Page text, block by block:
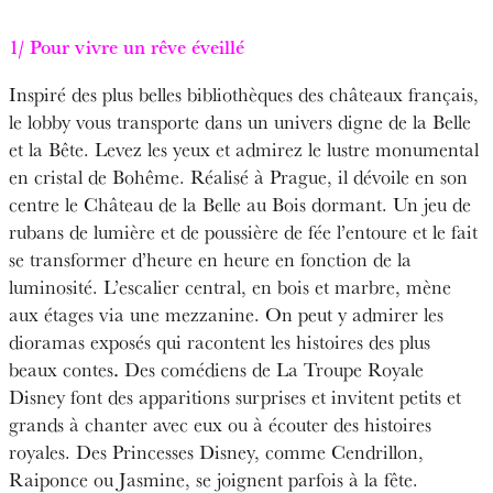
1/ Pour vivre un rêve éveillé
Inspiré des plus belles bibliothèques des châteaux français,
le lobby vous transporte dans un univers digne de la Belle
et la Bête. Levez les yeux et admirez le lustre monumental
en cristal de Bohême. Réalisé à Prague, il dévoile en son
centre le Château de la Belle au Bois dormant. Un jeu de
rubans de lumière et de poussière de fée l’entoure et le fait
se transformer d’heure en heure en fonction de la
luminosité. L’escalier central, en bois et marbre, mène
aux étages via une mezzanine. On peut y admirer les
dioramas exposés qui racontent les histoires des plus
beaux contes. Des comédiens de La Troupe Royale
Disney font des apparitions surprises et invitent petits et
grands à chanter avec eux ou à écouter des histoires
royales. Des Princesses Disney, comme Cendrillon,
Raiponce ou Jasmine, se joignent parfois à la fête.